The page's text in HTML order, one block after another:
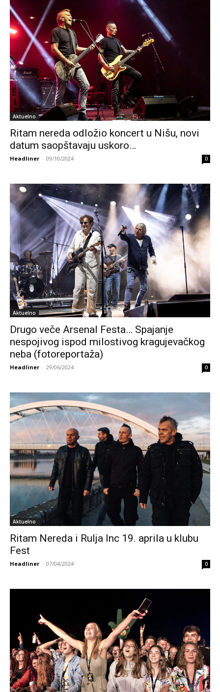
Aktuelno
Ritam nereda odložio koncert u Nišu, novi
datum saopštavaju uskoro…
Headliner - 09/10/2024 0
Aktuelno
Drugo veče Arsenal Festa… Spajanje
nespojivog ispod milostivog kragujevačkog
neba (fotoreportaža)
Headliner - 29/06/2024 0
Aktuelno
Ritam Nereda i Rulja Inc 19. aprila u klubu
Fest
Headliner - 07/04/2024 0